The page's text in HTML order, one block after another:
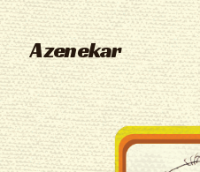
A zenekar